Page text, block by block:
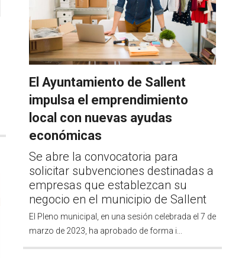
El Ayuntamiento de Sallent
impulsa el emprendimiento
local con nuevas ayudas
económicas
Se abre la convocatoria para
solicitar subvenciones destinadas a
empresas que establezcan su
negocio en el municipio de Sallent
El Pleno municipal, en una sesión celebrada el 7 de
marzo de 2023, ha aprobado de forma i...